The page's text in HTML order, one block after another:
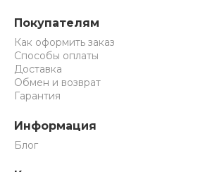
Покупателям
Как оформить заказ
Способы оплаты
Доставка
Обмен и возврат
Гарантия
Информация
Блог